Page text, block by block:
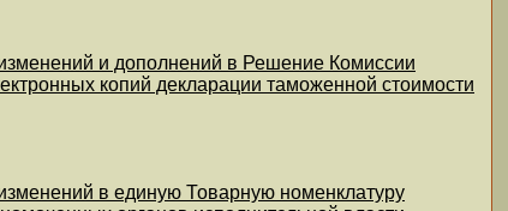
и дополнений в Решение Комиссии
копий декларации таможенной стоимости
в единую Товарную номенклатуру